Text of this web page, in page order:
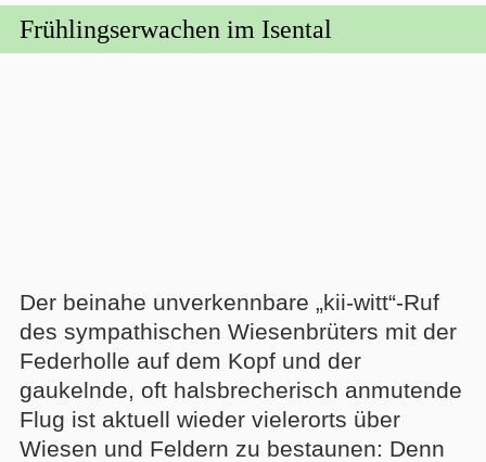
Frühlingserwachen im Isental
Der beinahe unverkennbare „kii-witt“-Ruf
des sympathischen Wiesenbrüters mit der
Federholle auf dem Kopf und der
gaukelnde, oft halsbrecherisch anmutende
Flug ist aktuell wieder vielerorts über
Wiesen und Feldern zu bestaunen: Denn